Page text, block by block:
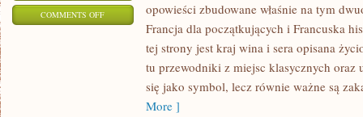
COMMENTS OFFON
FRANCUSKI
opowieści zbudowane właśnie na tym
Francja dla początkujących i Francuska
tej strony jest kraj wina i sera opisana
tu przewodniki z miejsc klasycznych oraz
się jako symbol, lecz równie ważne są
More ]